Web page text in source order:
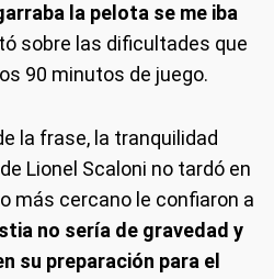
la pelota se me iba
sobre las dificultades que
90 minutos de juego.
la frase, la tranquilidad
Lionel Scaloni no tardó en
más cercano le confiaron a
no sería de gravedad y
su preparación para el